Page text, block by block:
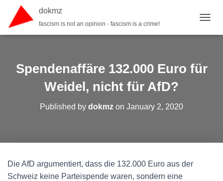
dokmz
fascism is not an opinion - fascism is a crime!
Spendenaffäre 132.000 Euro für
Weidel, nicht für AfD?
Published by dokmz on January 2, 2020
Die AfD argumentiert, dass die 132.000 Euro aus der
Schweiz keine Parteispende waren, sondern eine